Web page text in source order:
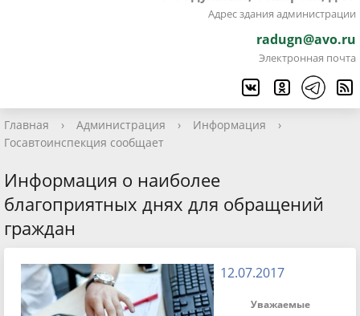
Адрес здания администрации
radugn@avo.ru
Электронная почта
Главная › Администрация › Информация
›
Госавтоинспекция сообщает
Информация о наиболее
благоприятных днях для обращений
граждан
12.07.2017
Уважаемые